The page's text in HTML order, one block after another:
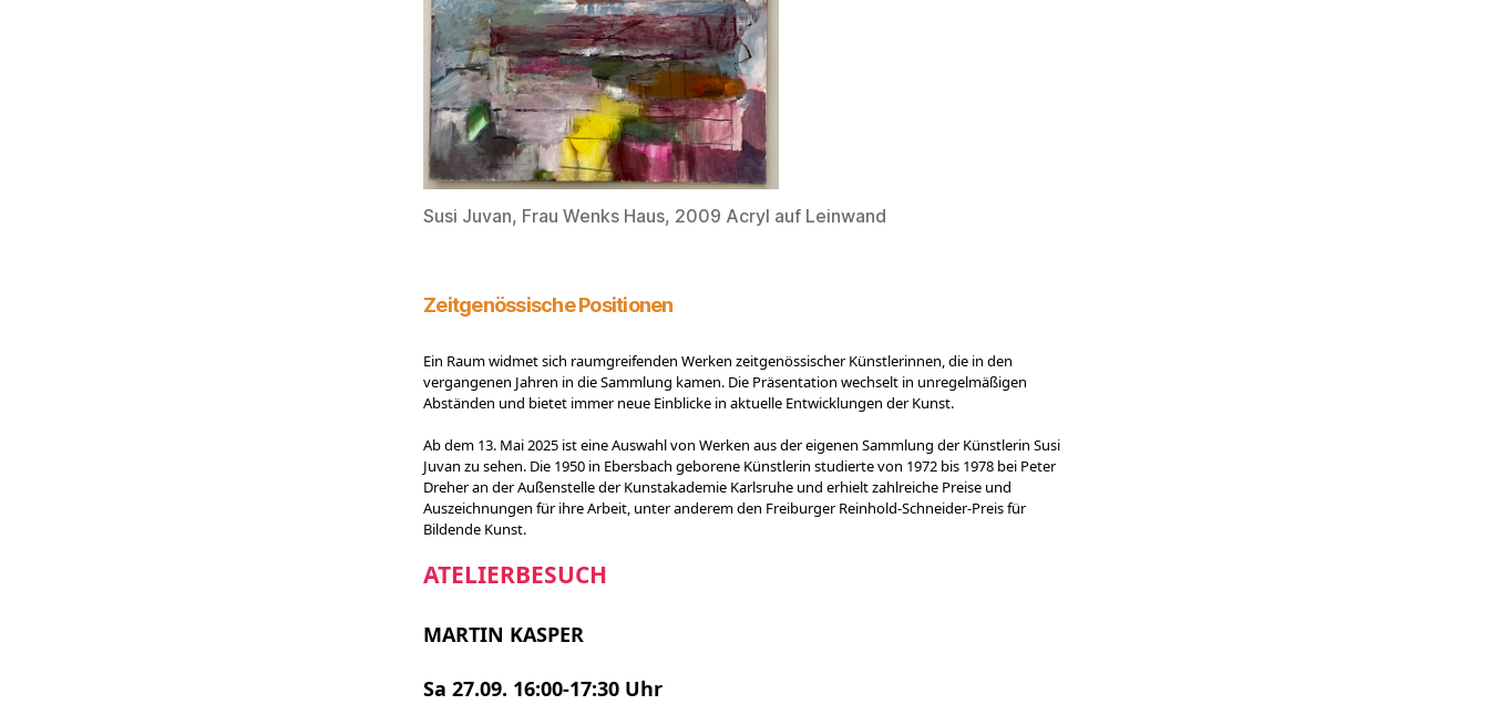
Susi Juvan, Frau Wenks Haus, 2009 Acryl auf Leinwand
Zeitgenössische Positionen
Ein Raum widmet sich raumgreifenden Werken zeitgenössischer Künstlerinnen, die in den
vergangenen Jahren in die Sammlung kamen. Die Präsentation wechselt in unregelmäßigen
Abständen und bietet immer neue Einblicke in aktuelle Entwicklungen der Kunst.
Ab dem 13. Mai 2025 ist eine Auswahl von Werken aus der eigenen Sammlung der Künstlerin Susi
Juvan zu sehen. Die 1950 in Ebersbach geborene Künstlerin studierte von 1972 bis 1978 bei Peter
Dreher an der Außenstelle der Kunstakademie Karlsruhe und erhielt zahlreiche Preise und
Auszeichnungen für ihre Arbeit, unter anderem den Freiburger Reinhold-Schneider-Preis für
Bildende Kunst.
ATELIERBESUCH
MARTIN KASPER
Sa 27.09. 16:00-17:30 Uhr